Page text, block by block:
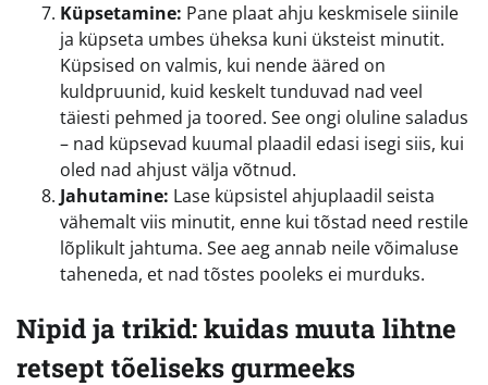
Küpsetamine: Pane plaat ahju keskmisele siinile
ja küpseta umbes üheksa kuni üksteist minutit.
Küpsised on valmis, kui nende ääred on
kuldpruunid, kuid keskelt tunduvad nad veel
täiesti pehmed ja toored. See ongi oluline saladus
– nad küpsevad kuumal plaadil edasi isegi siis, kui
oled nad ahjust välja võtnud.
Jahutamine: Lase küpsistel ahjuplaadil seista
vähemalt viis minutit, enne kui tõstad need restile
lõplikult jahtuma. See aeg annab neile võimaluse
taheneda, et nad tõstes pooleks ei murduks.
Nipid ja trikid: kuidas muuta lihtne
retsept tõeliseks gurmeeks